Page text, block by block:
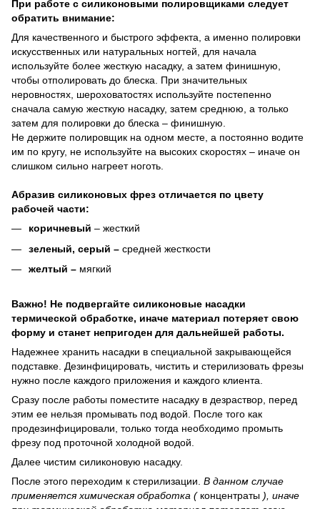
При работе с силиконовыми полировщиками следует
обратить внимание:
Для качественного и быстрого эффекта, а именно полировки
искусственных или натуральных ногтей, для начала
используйте более жесткую насадку, а затем финишную,
чтобы отполировать до блеска. При значительных
неровностях, шероховатостях используйте постепенно
сначала самую жесткую насадку, затем среднюю, а только
затем для полировки до блеска – финишную.
Не держите полировщик на одном месте, а постоянно водите
им по кругу, не используйте на высоких скоростях – иначе он
слишком сильно нагреет ноготь.
Абразив силиконовых фрез отличается по цвету
рабочей части:
коричневый – жесткий
зеленый, серый – средней жесткости
желтый – мягкий
Важно! Не подвергайте силиконовые насадки
термической обработке, иначе материал потеряет свою
форму и станет непригоден для дальнейшей работы.
Надежнее хранить насадки в специальной закрывающейся
подставке. Дезинфицировать, чистить и стерилизовать фрезы
нужно после каждого приложения и каждого клиента.
Сразу после работы поместите насадку в дезраствор, перед
этим ее нельзя промывать под водой. После того как
продезинфицировали, только тогда необходимо промыть
фрезу под проточной холодной водой.
Далее чистим силиконовую насадку.
После этого переходим к стерилизации. В данном случае
применяется химическая обработка (концентраты ), иначе